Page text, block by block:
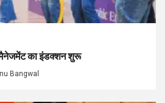
का इंडक्शन शुरू
Bangwal